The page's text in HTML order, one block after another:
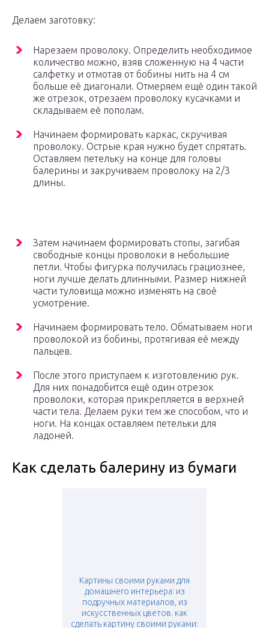
Делаем заготовку:
Нарезаем проволоку. Определить необходимое
количество можно, взяв сложенную на 4 части
салфетку и отмотав от бобины нить на 4 см
больше её диагонали. Отмеряем ещё один такой
же отрезок, отрезаем проволоку кусачками и
складываем её пополам.
Начинаем формировать каркас, скручивая
проволоку. Острые края нужно будет спрятать.
Оставляем петельку на конце для головы
балерины и закручиваем проволоку на 2/3
длины.
Затем начинаем формировать стопы, загибая
свободные концы проволоки в небольшие
петли. Чтобы фигурка получилась грациознее,
ноги лучше делать длинными. Размер нижней
части туловища можно изменять на своё
усмотрение.
Начинаем формировать тело. Обматываем ноги
проволокой из бобины, протягивая её между
пальцев.
После этого приступаем к изготовлению рук.
Для них понадобится ещё один отрезок
проволоки, которая прикрепляется в верхней
части тела. Делаем руки тем же способом, что и
ноги. На концах оставляем петельки для
ладоней.
Как сделать балерину из бумаги
Картины своими руками для
домашнего интерьера: из
подручных материалов, из
искусственных цветов. как
сделать картину своими руками: